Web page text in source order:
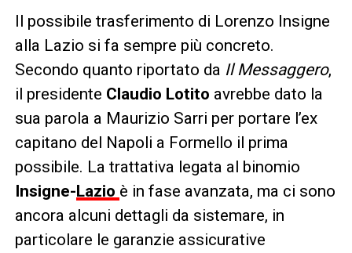
Il possibile trasferimento di Lorenzo Insigne
alla Lazio si fa sempre più concreto.
Secondo quanto riportato da Il Messaggero,
il presidente Claudio Lotito avrebbe dato la
sua parola a Maurizio Sarri per portare l’ex
capitano del Napoli a Formello il prima
possibile. La trattativa legata al binomio
Insigne-Lazio è in fase avanzata, ma ci sono
ancora alcuni dettagli da sistemare, in
particolare le garanzie assicurative